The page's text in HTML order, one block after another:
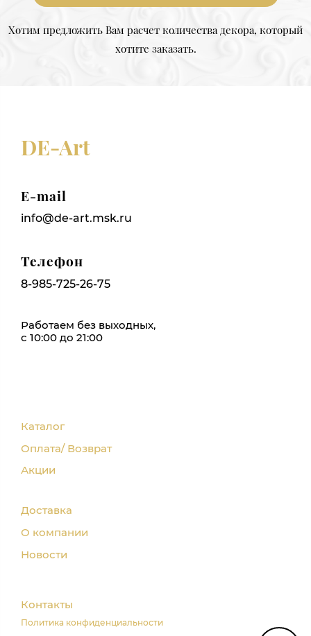
Хотим предложить Вам расчет количества декора, который
хотите заказать.
DE-Art
E-mail
info@de-art.msk.ru
Телефон
8-985-725-26-75
Работаем без выходных,
с 10:00 до 21:00
Каталог
Оплата/ Возврат
Акции
Доставка
О компании
Новости
Контакты
Политика конфиденциальности